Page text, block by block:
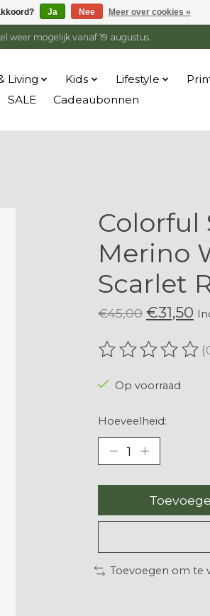
weer mogelijk vanaf 19 augustus.
Living Kids Lifestyle
SALE Cadeaubonnen
Colorful
Merino
Scarlet
€45,00 €31,50
De beoordeling
Op voorraad
Hoeveelheid:
Toevoegen om te
Ja Nee Meer over cookies »